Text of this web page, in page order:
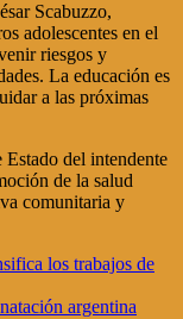
Scabuzzo,
adolescentes en el
riesgos y
La educación es
a las próximas
Estado del intendente
de la salud
comunitaria y
los trabajos de
argentina